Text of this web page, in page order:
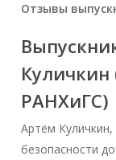
Отзывы
РАНХиГС)
Артём
безопасности